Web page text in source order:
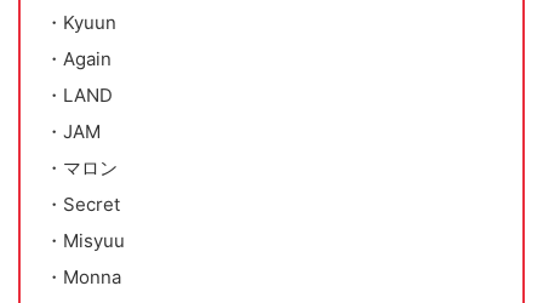
・Kyuun
・Again
・LAND
・JAM
・マロン
・Secret
・Misyuu
・Monna